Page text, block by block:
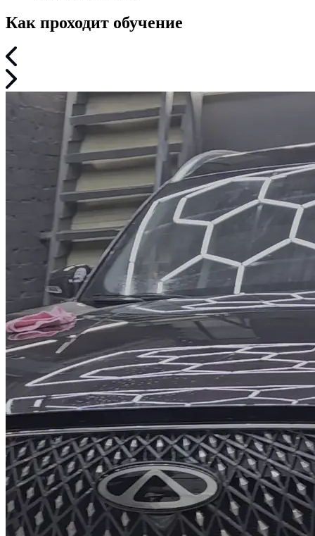
Как проходит обучение